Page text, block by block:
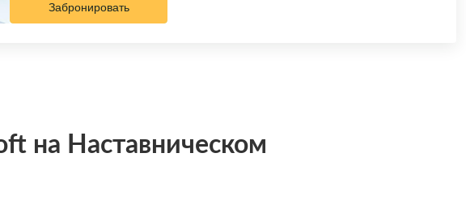
Забронировать
на Наставническом